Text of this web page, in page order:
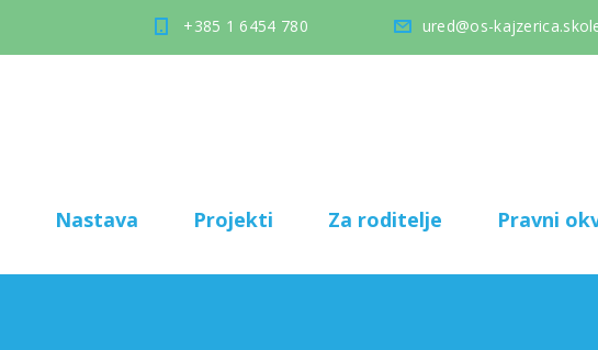
+385 1 6454 780 ured@os-
Nastava Projekti Za roditelje Pravni